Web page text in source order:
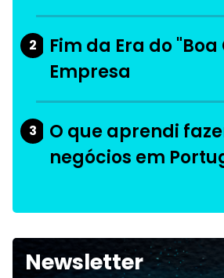
2
Fim da Era do "Boa
Empresa
3
O que aprendi
negócios em
Newsletter